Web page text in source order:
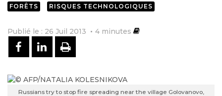
FORÊTS RISQUES TECHNOLOGIQUES
Publié le : 26 Juil 2013 4 minutes
PARTAGER SUR FACEBOOK
PARTAGER SUR LINKEDIN
IMPRIMER
Russians try to stop fire spreading near the village Golovanovo,